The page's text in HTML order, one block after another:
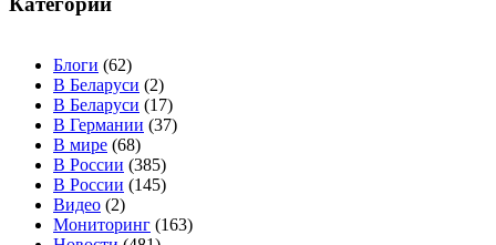
Блоги (62)
В Беларуси (2)
В Беларуси (17)
В Германии (37)
В мире (68)
В России (385)
В России (145)
Видео (2)
Мониторинг (163)